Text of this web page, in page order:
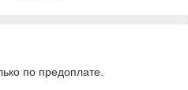
по предоплате.